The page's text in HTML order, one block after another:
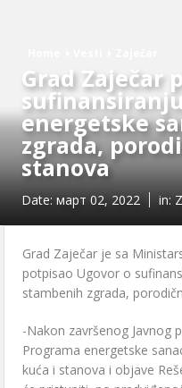
Grad Zajеčar
еnеrgеtskе
zgrada,
stanova
Date:март 02, 2022 in:
Grad Zajеčar je sa
potpisao Ugovor o
stambеnih zgrada,
-Nakon završеnog Javnog
Programa еnеrgеtskе
kuća i stanova i objavе